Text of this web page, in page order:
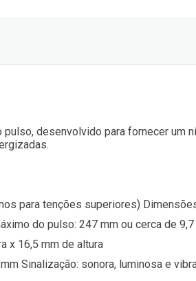
desenvolvido para fornecer
para tenções superiores)
do pulso: 247 mm ou cerca de
x 16,5 mm de altura
Sinalização: sonora, luminosa e